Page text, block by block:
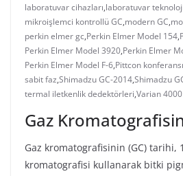
laboratuvar cihazları,laboratuvar
mikroişlemci kontrollü GC,modern GC,
perkin elmer gc,Perkin Elmer Model 154,
Perkin Elmer Model 3920,Perkin Elmer
Perkin Elmer Model F-6,Pittcon konferansı
sabit faz,Shimadzu GC-2014,Shimadzu
termal iletkenlik dedektörleri,Varian
Gaz
Gaz kromatografisinin (GC) tarihi,
kromatografisi kullanarak bitki